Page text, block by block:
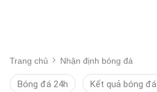
Trang chủ Nhận định bóng đá
Bóng đá 24h Kết quả bóng đá